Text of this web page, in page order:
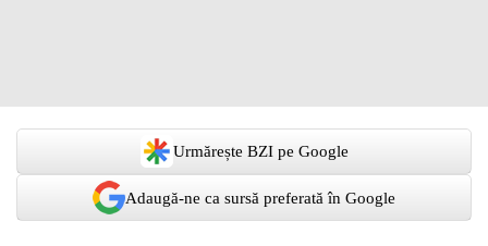
Urmărește BZI pe Google
Adaugă-ne ca sursă preferată în Google